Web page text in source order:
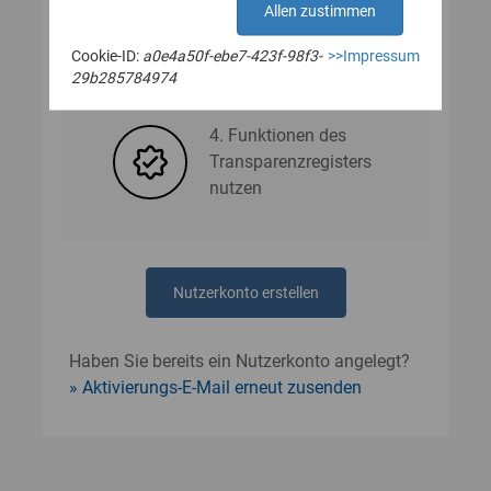
3. Nutzerdaten angeben
4. Funktionen des
Transparenzregisters
nutzen
Nutzerkonto erstellen
Haben Sie bereits ein Nutzerkonto angelegt?
Aktivierungs-E-Mail erneut zusenden
Allen zustimmen
Cookie-ID: a0e4a50f-ebe7-423f-98f3-
29b285784974
>>Impressum